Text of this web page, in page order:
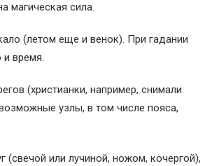
магическая сила.
(летом еще и венок). При гадании
время.
(христианки, например, снимали
узлы, в том числе пояса,
(свечой или лучиной, ножом, кочергой),